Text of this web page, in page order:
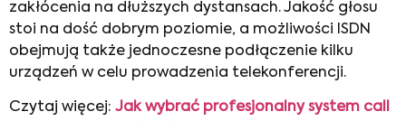
zakłócenia na dłuższych dystansach. Jakość głosu
stoi na dość dobrym poziomie, a możliwości ISDN
obejmują także jednoczesne podłączenie kilku
urządzeń w celu prowadzenia telekonferencji.
Czytaj więcej: Jak wybrać profesjonalny system call